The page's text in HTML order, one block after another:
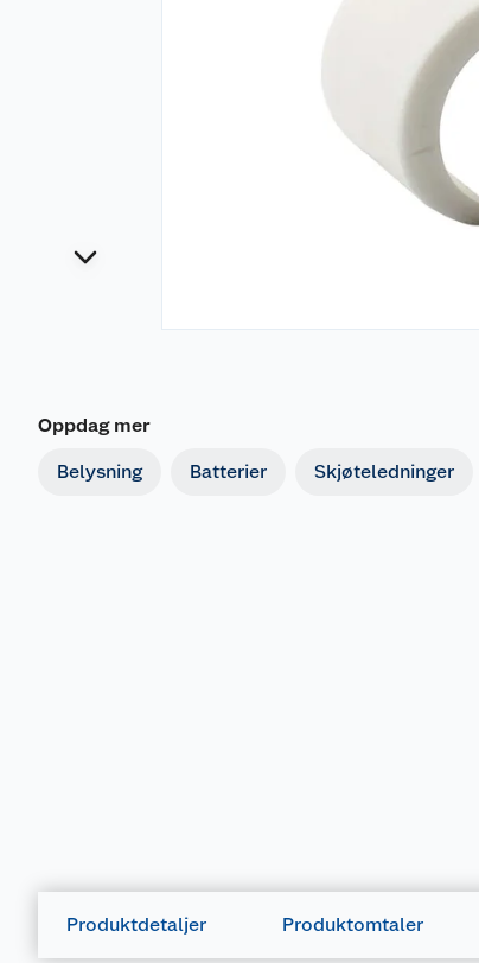
Oppdag mer
Belysning Batterier Skjøteledninger
Produktdetaljer Produktomtaler